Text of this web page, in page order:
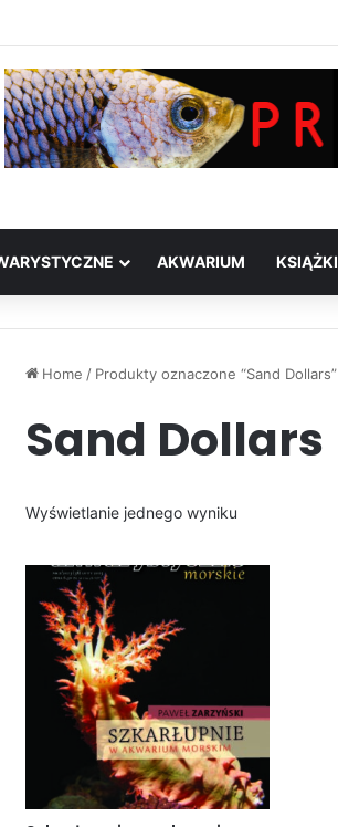
AKWARIUM KSIĄŻKI
Home / Produkty oznaczone “Sand Dollars”
Sand Dollars
Wyświetlanie jednego wyniku